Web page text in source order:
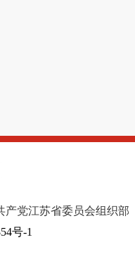
产党江苏省委员会组织部
号-1